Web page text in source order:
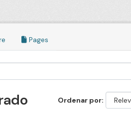
Pages
Ordenar por